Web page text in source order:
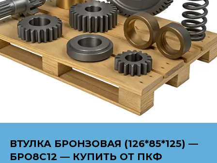
ВТУЛКА БРОНЗОВАЯ (126*85*125) —
БРО8С12 — КУПИТЬ ОТ ПКФ